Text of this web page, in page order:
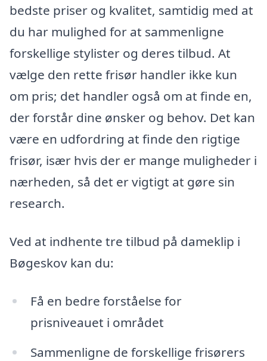
bedste priser og kvalitet, samtidig med at
du har mulighed for at sammenligne
forskellige stylister og deres tilbud. At
vælge den rette frisør handler ikke kun
om pris; det handler også om at finde en,
der forstår dine ønsker og behov. Det kan
være en udfordring at finde den rigtige
frisør, især hvis der er mange muligheder i
nærheden, så det er vigtigt at gøre sin
research.
Ved at indhente tre tilbud på dameklip i
Bøgeskov kan du:
Få en bedre forståelse for
prisniveauet i området
Sammenligne de forskellige frisørers